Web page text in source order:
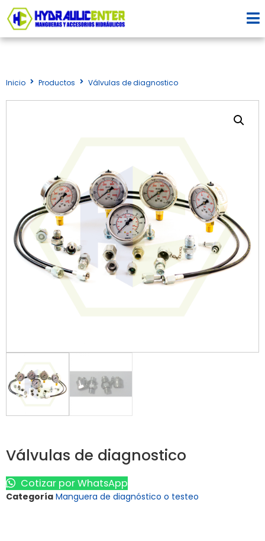
Inicio Productos Válvulas de diagnostico
Válvulas de diagnostico
Cotizar por WhatsApp
Categoría Manguera de diagnóstico o testeo